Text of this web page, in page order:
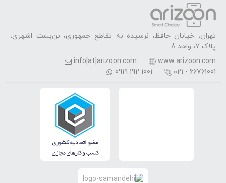
تهران، خیابان حافظ، نرسیده به تقاطع جمهوری، بن‌بست اشهری،
پلاک 7، واحد 8
www.arizoon.com
info[at]arizoon.com
۰۲۱ - 66761001
0919 192 1001